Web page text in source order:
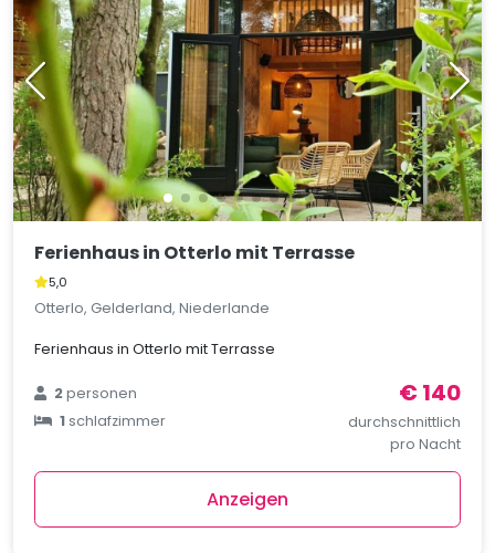
Ferienhaus in Otterlo mit Terrasse
5,0
Otterlo, Gelderland, Niederlande
Ferienhaus in Otterlo mit Terrasse
2personen
1schlafzimmer
€ 140
durchschnittlich
pro Nacht
Anzeigen